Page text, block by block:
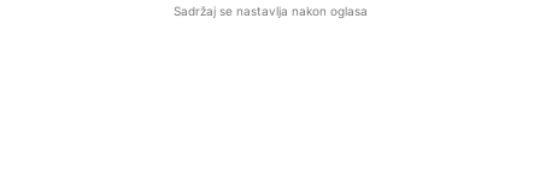
Sadržaj se nastavlja nakon oglasa